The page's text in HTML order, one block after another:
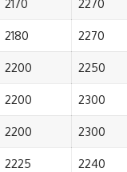
2170 2270
2180 2270
2200 2250
2200 2300
2200 2300
2225 2240